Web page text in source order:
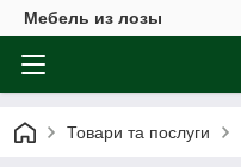
Мебель из лозы
Товари та послуги